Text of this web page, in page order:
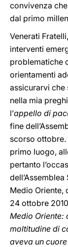
convivenza
dal primo
Venerati
interventi
problematiche
orientamenti
assicurarvi che
nella mia
l’appello di
fine
scorso ottobre.
primo luogo,
pertanto
Medio Oriente,
24 ottobre
Medio Oriente:
moltitudine di
aveva un